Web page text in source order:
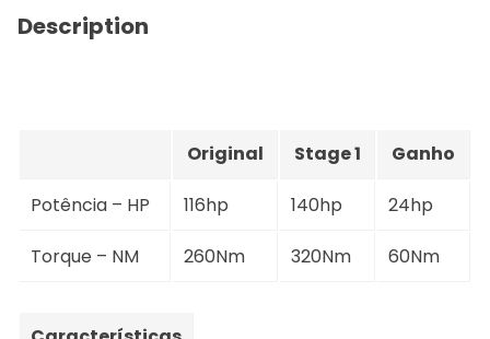
Description
Original Stage 1 Ganho
Potência – HP 116hp 140hp 24hp
Torque – NM 260Nm 320Nm 60Nm